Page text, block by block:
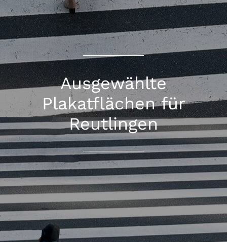
Ausgewählte
Plakatflächen für
Reutlingen